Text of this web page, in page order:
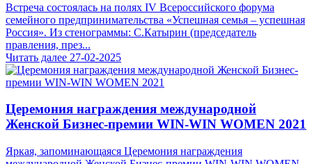
Встреча состоялась на полях IV Всероссийского форума
семейного предпринимательства «Успешная семья – успешная
Россия». Из стенограммы: С.Катырин (председатель
правления, през...
Читать далее 27-02-2025
Церемония награждения международной
Женской Бизнес-премии WIN-WIN WOMEN 2021
Яркая, запоминающаяся Церемония награждения